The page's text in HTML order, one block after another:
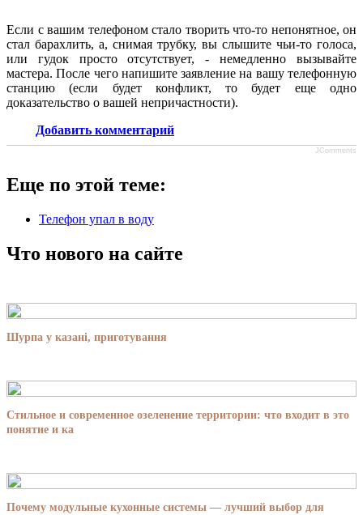
Если с вашим телефоном стало творить что-то непонятное, он
стал барахлить, а, снимая трубку, вы слышите чьи-то голоса,
или гудок просто отсутствует, - немедленно вызывайте
мастера. После чего напишите заявление на вашу телефонную
станцию (если будет конфликт, то будет еще одно
доказательство о вашей непричастности).
Добавить комментарий
JComments
Еще по этой теме:
Телефон упал в воду
Что нового на сайте
Шурпа у казані, приготування
Стильное и современное озеленение территории: что входит в это
понятие и ка
Почему модульные кухонные системы — лучший выбор для